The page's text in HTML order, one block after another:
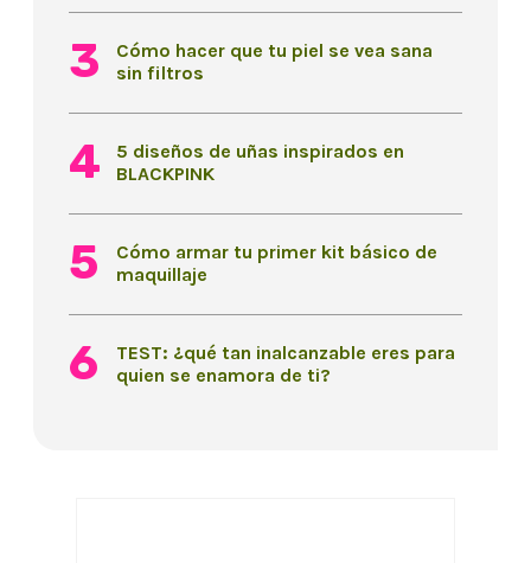
Cómo hacer que tu piel se vea sana
sin filtros
5 diseños de uñas inspirados en
BLACKPINK
Cómo armar tu primer kit básico de
maquillaje
TEST: ¿qué tan inalcanzable eres para
quien se enamora de ti?